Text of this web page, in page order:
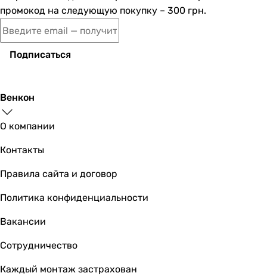
4 571 грн
4 374 грн
промокод на следующую покупку – 300 грн.
Подписаться
Венкон
О компании
Контакты
Правила сайта и договор
Политика конфиденциальности
Вакансии
Сотрудничество
Каждый монтаж застрахован